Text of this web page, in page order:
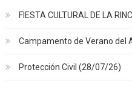
FIESTA CULTURAL DE LA
Campamento de Verano del
Protección Civil (28/07/26)